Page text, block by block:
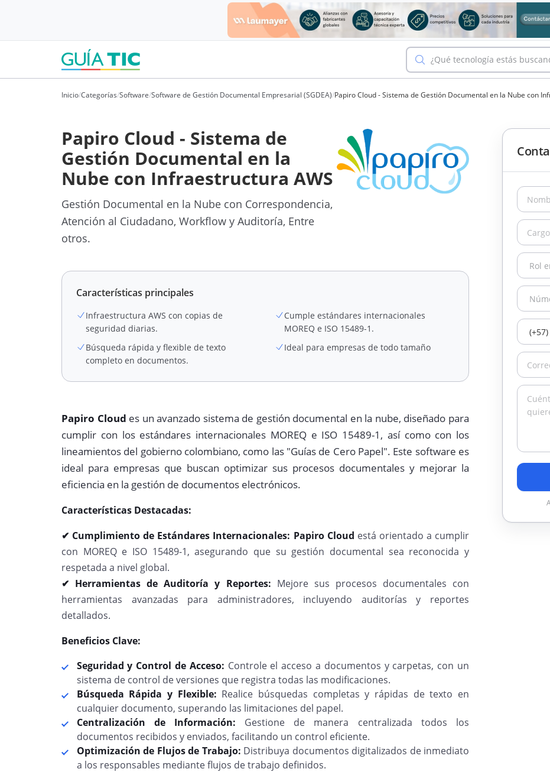
¿Qué tecnología estás
Inicio/Categorías/Software/Software de Gestión Documental Empresarial (SGDEA)/Papiro Cloud - Sistema de Gestión Documental en la Nube con
Papiro Cloud - Sistema de
Gestión Documental en la
Nube con Infraestructura AWS
Gestión Documental en la Nube con Correspondencia,
Atención al Ciudadano, Workflow y Auditoría, Entre
otros.
Características principales
Infraestructura AWS con copias de
seguridad diarias.
Cumple estándares internacionales
MOREQ e ISO 15489-1.
Búsqueda rápida y flexible de texto
completo en documentos.
Ideal para empresas de todo tamaño
Papiro Cloud es un avanzado sistema de gestión documental en la nube, diseñado para
cumplir con los estándares internacionales MOREQ e ISO 15489-1, así como con los
lineamientos del gobierno colombiano, como las "Guías de Cero Papel". Este software es
ideal para empresas que buscan optimizar sus procesos documentales y mejorar la
eficiencia en la gestión de documentos electrónicos.
Características Destacadas:
✔ Cumplimiento de Estándares Internacionales: Papiro Cloud está orientado a cumplir
con MOREQ e ISO 15489-1, asegurando que su gestión documental sea reconocida y
respetada a nivel global.
✔ Herramientas de Auditoría y Reportes: Mejore sus procesos documentales con
herramientas avanzadas para administradores, incluyendo auditorías y reportes
detallados.
Beneficios Clave:
Seguridad y Control de Acceso: Controle el acceso a documentos y carpetas, con un
sistema de control de versiones que registra todas las modificaciones.
Búsqueda Rápida y Flexible: Realice búsquedas completas y rápidas de texto en
cualquier documento, superando las limitaciones del papel.
Centralización de Información: Gestione de manera centralizada todos los
documentos recibidos y enviados, facilitando un control eficiente.
Optimización de Flujos de Trabajo: Distribuya documentos digitalizados de inmediato
a los responsables mediante flujos de trabajo definidos.